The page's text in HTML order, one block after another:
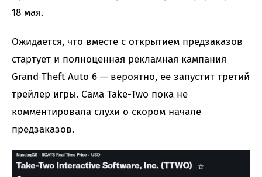
18 мая.
Ожидается, что вместе с открытием предзаказов
стартует и полноценная рекламная кампания
Grand Theft Auto 6 — вероятно, ее запустит третий
трейлер игры. Сама Take-Two пока не
комментировала слухи о скором начале
предзаказов.